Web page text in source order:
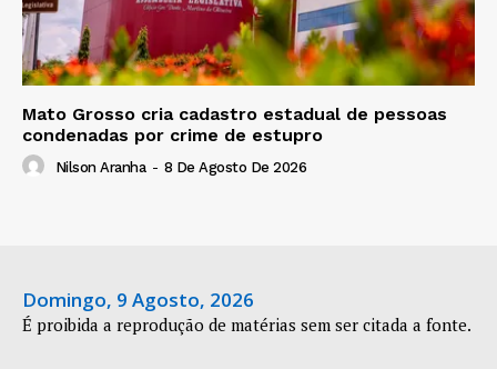
Mato Grosso cria cadastro estadual de pessoas
condenadas por crime de estupro
Nilson Aranha - 8 De Agosto De 2026
Domingo, 9 Agosto, 2026
É proibida a reprodução de matérias sem ser citada a fonte.